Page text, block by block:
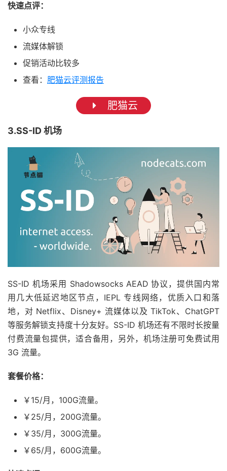
快速点评：
小众专线
流媒体解锁
促销活动比较多
查看： 肥猫云评测报告
肥猫云
3.SS-ID 机场
SS-ID 机场采用 Shadowsocks AEAD 协议，提供国内常
用几大低延迟地区节点，IEPL 专线网络，优质入口和落
地，对 Netflix、Disney+ 流媒体以及 TikTok、ChatGPT
等服务解锁支持度十分友好。SS-ID 机场还有不限时长按量
付费流量包提供，适合备用，另外，机场注册可免费试用
3G 流量。
套餐价格：
￥15/月，100G流量。
￥25/月，200G流量。
￥35/月，300G流量。
￥65/月，600G流量。